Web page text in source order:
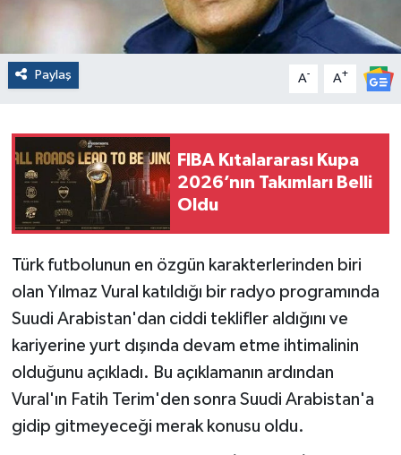
Paylaş A- A+
FIBA Kıtalararası Kupa
2026’nın Takımları Belli
Oldu
Türk futbolunun en özgün karakterlerinden biri
olan Yılmaz Vural katıldığı bir radyo programında
Suudi Arabistan'dan ciddi teklifler aldığını ve
kariyerine yurt dışında devam etme ihtimalinin
olduğunu açıkladı. Bu açıklamanın ardından
Vural'ın Fatih Terim'den sonra Suudi Arabistan'a
gidip gitmeyeceği merak konusu oldu.